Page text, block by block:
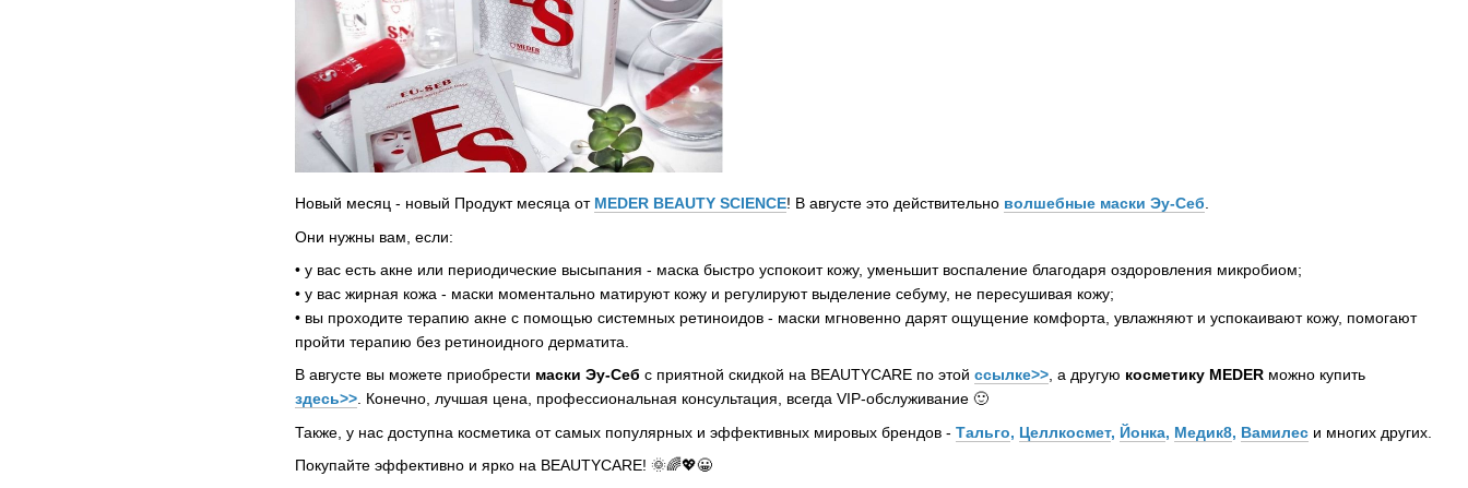
Новый месяц - новый Продукт месяца от MEDER BEAUTY SCIENCE! В августе это действительно волшебные маски Эу-Себ
Они нужны вам, если:
• у вас есть акне или периодические высыпания - маска быстро успокоит кожу, уменьшит воспаление благодаря оздоровления микробиом;
• у вас жирная кожа - маски моментально матируют кожу и регулируют выделение себуму, не пересушивая кожу;
• вы проходите терапию акне с помощью системных ретиноидов - маски мгновенно дарят ощущение комфорта, увлажняют и успокаивают кожу, помогают
пройти терапию без ретиноидного дерматита.
В августе вы можете приобрести маски Эу-Себ с приятной скидкой на BEAUTYCARE по этой ссылке>>, а другую косметику MEDER можно купить
здесь>>. Конечно, лучшая цена, профессиональная консультация, всегда VIP-обслуживание 🙂
Также, у нас доступна косметика от самых популярных и эффективных мировых брендов - Тальго, Целлкосмет, Йонка, Медик8, Вамилес и многих других.
Покупайте эффективно и ярко на BEAUTYCARE! 🌞🌈💖😀